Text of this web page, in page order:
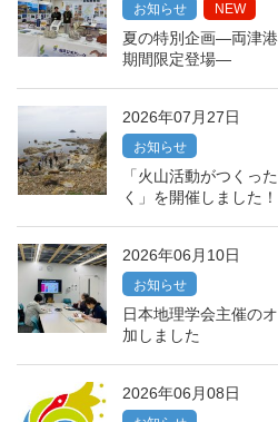
お知らせ NEW
夏の特別企画―両津
期間限定登場―
2026年07月27日
お知らせ
「火山活動がつくっ
く」を開催しました！
2026年06月10日
お知らせ
日本地理学会主催の
加しました
2026年06月08日